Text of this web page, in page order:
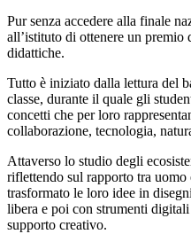
Pur senza accedere alla finale
all’istituto di ottenere un
didattiche.
Tutto è iniziato dalla lettura del
classe, durante il quale gli
concetti che per loro
collaborazione, tecnologia,
Attaverso lo studio degli
riflettendo sul rapporto tra
trasformato le loro idee in
libera e poi con strumenti
supporto creativo.